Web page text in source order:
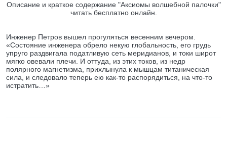
Описание и краткое содержание "Аксиомы волшебной палочки"
читать бесплатно онлайн.
Инженер Петров вышел прогуляться весенним вечером.
«Состояние инженера обрело некую глобальность, его грудь
упруго раздвигала податливую сеть меридианов, и токи широт
мягко овевали плечи. И оттуда, из этих токов, из недр
полярного магнетизма, прихлынула к мышцам титаническая
сила, и следовало теперь ею как-то распорядиться, на что-то
истратить…»